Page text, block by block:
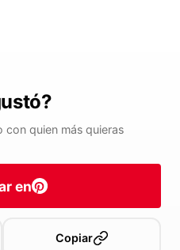
con quien más quieras
en
Copiar